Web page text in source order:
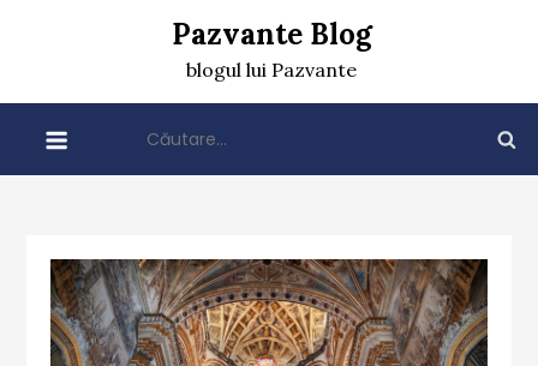
Pazvante Blog
blogul lui Pazvante
după: